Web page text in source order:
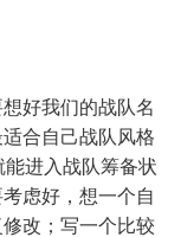
好我们的战队名
合自己战队风格
进入战队筹备状
虑好，想一个自
改；写一个比较